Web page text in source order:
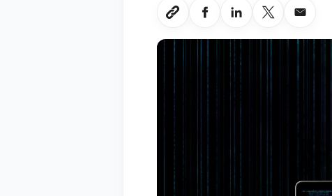
Link masolasa
Megosztas Facebookon
MegosztasMegosztas